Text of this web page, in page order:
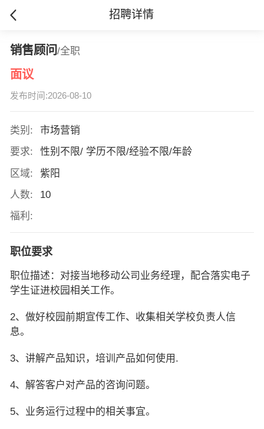
招聘详情
销售顾问/全职
面议
发布时间:2026-08-10
类别:
市场营销
要求:
性别不限/ 学历不限/经验不限/年龄
区域:
紫阳
人数:
10
福利:
职位要求
职位描述：对接当地移动公司业务经理，配合落实电子
学生证进校园相关工作。
2、做好校园前期宣传工作、收集相关学校负责人信
息。
3、讲解产品知识，培训产品如何使用.
4、解答客户对产品的咨询问题。
5、业务运行过程中的相关事宜。